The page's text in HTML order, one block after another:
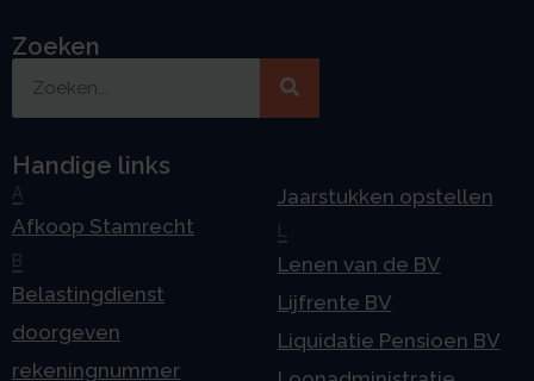
Zoeken
Handige links
A
Afkoop Stamrecht
B
Belastingdienst
doorgeven
rekeningnummer
Jaarstukken opstellen
Lenen van de BV
Lijfrente BV
Liquidatie Pensioen BV